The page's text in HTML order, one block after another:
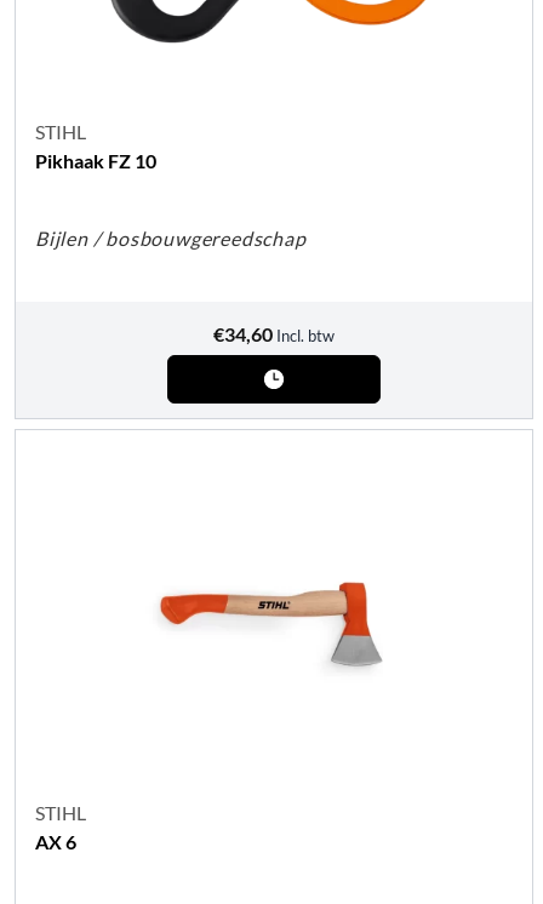
STIHL
Pikhaak FZ 10
Bijlen / bosbouwgereedschap
€34,60 Incl. btw
STIHL
AX 6